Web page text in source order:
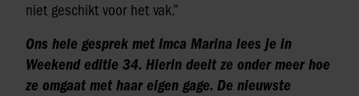
niet geschikt voor het vak.”
Ons hele gesprek met Imca Marina lees je in
Weekend editie 34. Hierin deelt ze onder meer hoe
ze omgaat met haar eigen gage. De nieuwste